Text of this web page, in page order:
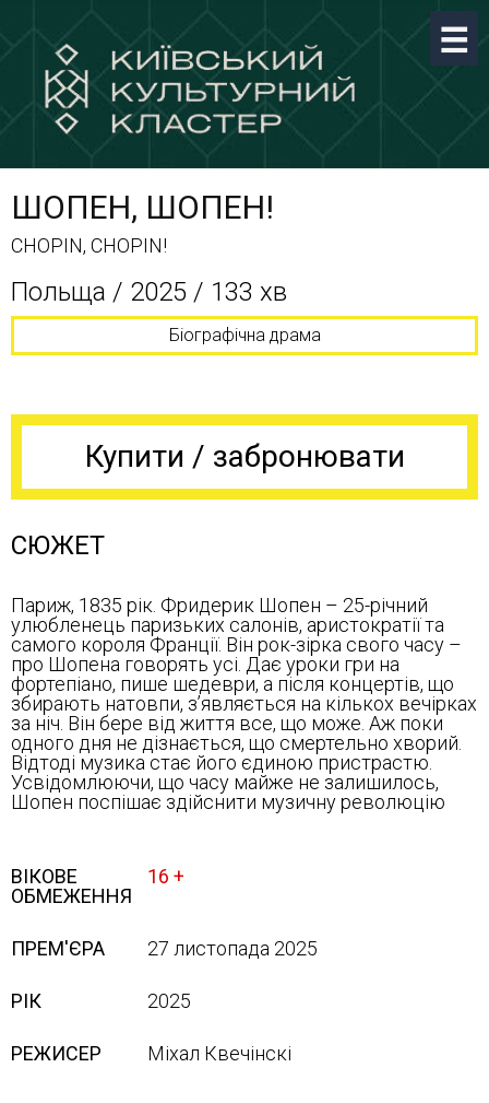
ШОПЕН, ШОПЕН!
CHOPIN, CHOPIN!
Польща / 2025 / 133 хв
Біографічна драма
Купити / забронювати
СЮЖЕТ
Париж, 1835 рік. Фридерик Шопен – 25-річний
улюбленець паризьких салонів, аристократії та
самого короля Франції. Він рок-зірка свого часу –
про Шопена говорять усі. Дає уроки гри на
фортепіано, пише шедеври, а після концертів, що
збирають натовпи, зʼявляється на кількох вечірках
за ніч. Він бере від життя все, що може. Аж поки
одного дня не дізнається, що смертельно хворий.
Відтоді музика стає його єдиною пристрастю.
Усвідомлюючи, що часу майже не залишилось,
Шопен поспішає здійснити музичну революцію
ВІКОВЕ
ОБМЕЖЕННЯ
16 +
ПРЕМ'ЄРА 27 листопада 2025
РІК 2025
РЕЖИСЕР Міхал Квечінскі